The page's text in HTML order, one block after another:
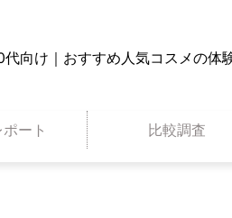
向け｜おすすめ人気コスメの体
ート 比較調査